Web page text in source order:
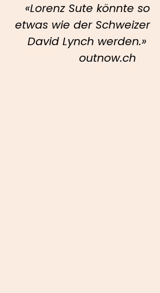
«Lorenz Sute könnte so
etwas wie der Schweizer
David Lynch werden.»
outnow.ch